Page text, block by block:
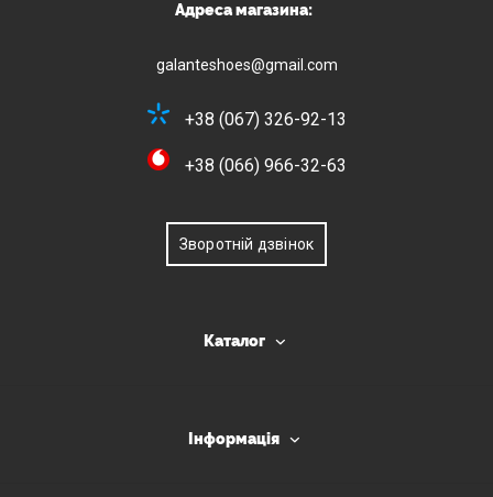
Адреса магазина:
galanteshoes@gmail.com
+38 (067) 326-92-13
+38 (066) 966-32-63
Зворотній дзвінок
Каталог
Інформація